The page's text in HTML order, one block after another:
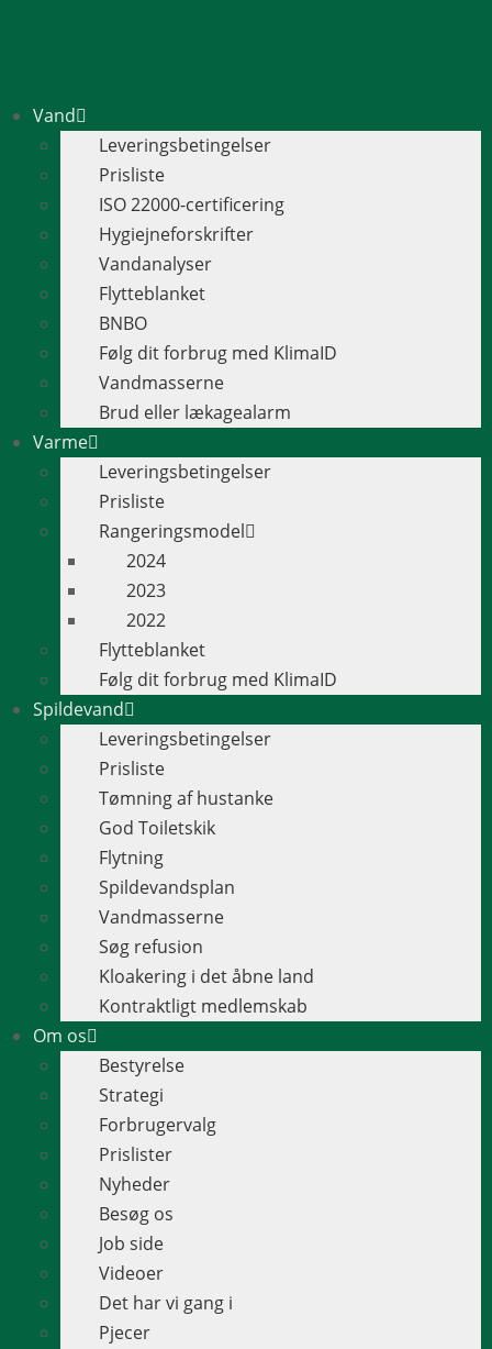
Vand
Leveringsbetingelser
Prisliste
ISO 22000-certificering
Hygiejneforskrifter
Vandanalyser
Flytteblanket
BNBO
Følg dit forbrug med KlimaID
Vandmasserne
Brud eller lækagealarm
Varme
Leveringsbetingelser
Prisliste
Rangeringsmodel
2024
2023
2022
Flytteblanket
Følg dit forbrug med KlimaID
Spildevand
Leveringsbetingelser
Prisliste
Tømning af hustanke
God Toiletskik
Flytning
Spildevandsplan
Vandmasserne
Søg refusion
Kloakering i det åbne land
Kontraktligt medlemskab
Om os
Bestyrelse
Strategi
Forbrugervalg
Prislister
Nyheder
Besøg os
Job side
Videoer
Det har vi gang i
Pjecer